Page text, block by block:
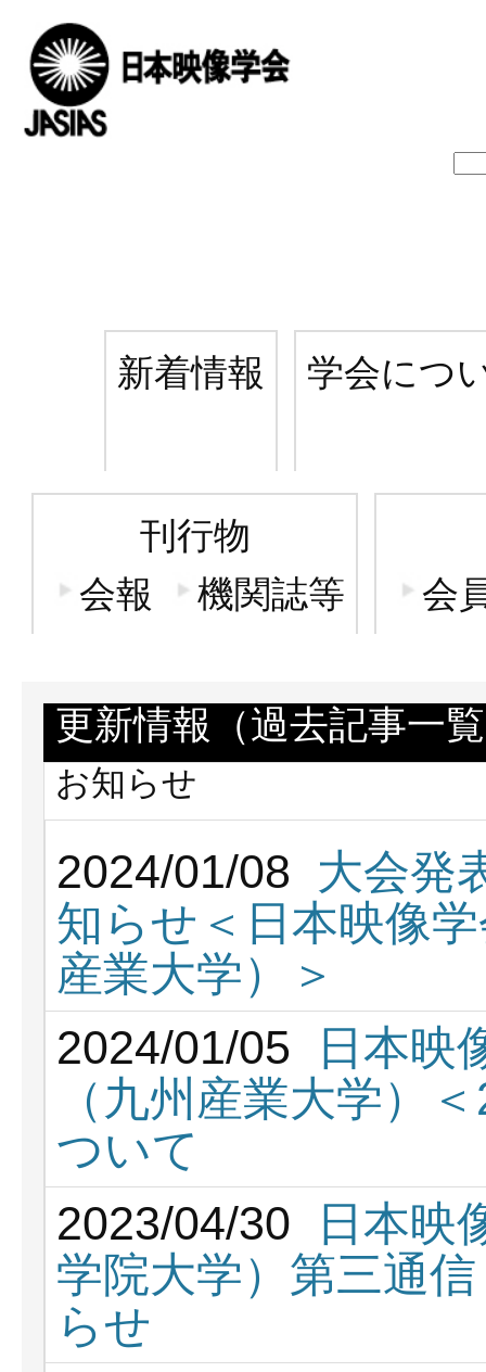
新着情報 学会につ
刊行物
会報
機関誌等 会
更新情報（過去記事一
お知らせ
2024/01/08
大会発
知らせ＜日本映像
産業大学）＞
2024/01/05
日本映
（九州産業大学）
ついて
2023/04/30
日本映
学院大学）第三通
らせ